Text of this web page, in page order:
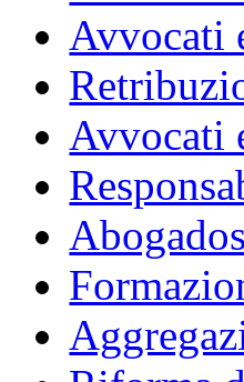
Avvocati
Avvocati